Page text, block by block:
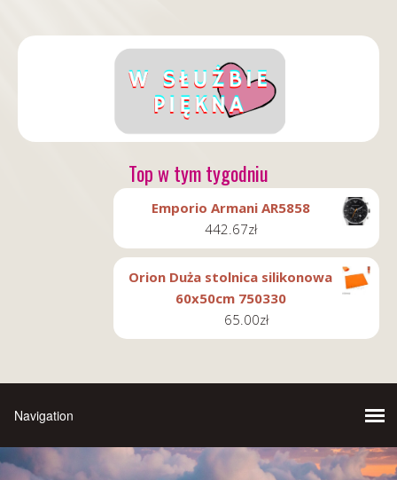
Top w tym tygodniu
Emporio Armani AR5858
442.67zł
Orion Duża stolnica silikonowa
60x50cm 750330
65.00zł